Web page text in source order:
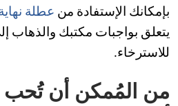
بإمكانك الإستفادة من عطلة
يتعلق بواجبات مكتبك والذهاب
للاسترخاء.
من المُمكن أن